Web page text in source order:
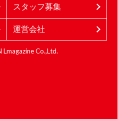
スタッフ募集
運営会社
Co.,Ltd.